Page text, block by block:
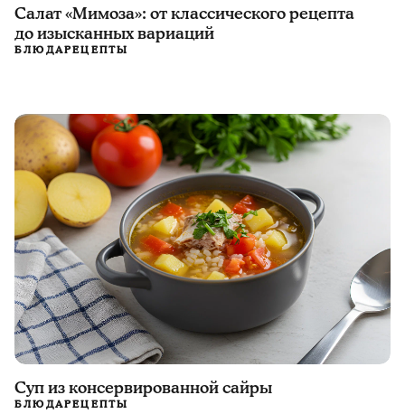
Салат «Мимоза»: от классического рецепта
до изысканных вариаций
БЛЮДАРЕЦЕПТЫ
Суп из консервированной сайры
БЛЮДАРЕЦЕПТЫ